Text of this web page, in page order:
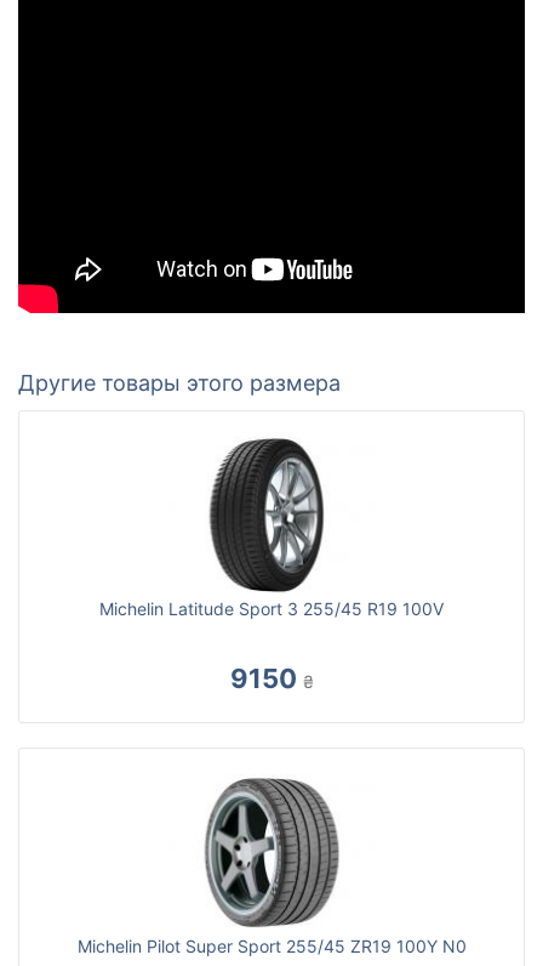
Другие товары этого размера
Michelin Latitude Sport 3 255/45 R19 100V
9150 ₴
Michelin Pilot Super Sport 255/45 ZR19 100Y N0